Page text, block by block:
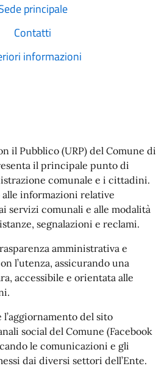
principale
Contatti
informazioni
il Pubblico (URP) del Comune di
il principale punto di
comunale e i cittadini.
alle informazioni relative
servizi comunali e alle modalità
segnalazioni e reclami.
amministrativa e
l’utenza, assicurando una
accessibile e orientata alle
del sito
social del Comune (Facebook
le comunicazioni e gli
dai diversi settori dell’Ente.